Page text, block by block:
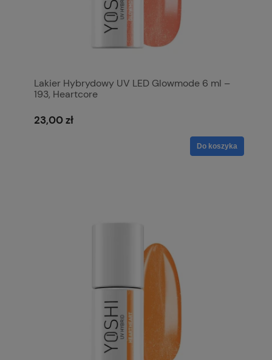
Lakier Hybrydowy UV LED Glowmode 6 ml –
193, Heartcore
23,00 zł
Do koszyka